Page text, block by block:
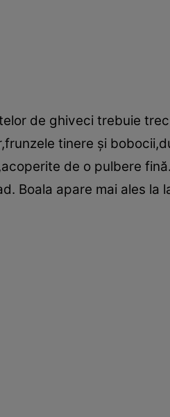
de ghiveci trebuie
tinere şi
de o pulbere
Boala apare mai ales la